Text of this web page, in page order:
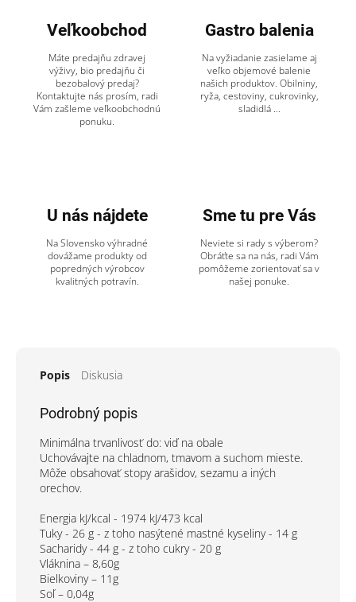
Veľkoobchod
Máte predajňu zdravej
výživy, bio predajňu či
bezobalový predaj?
Kontaktujte nás prosím, radi
Vám zašleme veľkoobchodnú
ponuku.
Gastro balenia
Na vyžiadanie zasielame aj
veľko objemové balenie
našich produktov. Obilniny,
ryža, cestoviny, cukrovinky,
sladidlá ...
U nás nájdete
Na Slovensko výhradné
dovážame produkty od
popredných výrobcov
kvalitných potravín.
Sme tu pre Vás
Neviete si rady s výberom?
Obráťte sa na nás, radi Vám
pomôžeme zorientovať sa v
našej ponuke.
Popis Diskusia
Podrobný popis
Minimálna trvanlivosť do: viď na obale
Uchovávajte na chladnom, tmavom a suchom mieste.
Môže obsahovať stopy arašidov, sezamu a iných
orechov.
Energia kJ/kcal - 1974 kJ/473 kcal
Tuky - 26 g - z toho nasýtené mastné kyseliny - 14 g
Sacharidy - 44 g - z toho cukry - 20 g
Vláknina – 8,60g
Bielkoviny – 11g
Soľ – 0,04g